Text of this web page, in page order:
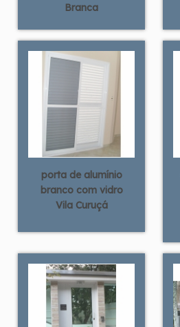
Branca
porta de alumínio
branco com vidro
Vila Curuçá